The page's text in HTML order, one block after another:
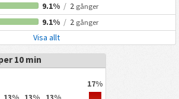
9.1% /2 gånger
9.1% /2 gånger
Visa allt
10 min
17%